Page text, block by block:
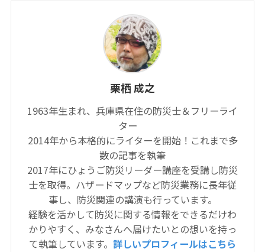
栗栖 成之
1963年生まれ、兵庫県在住の防災士＆フリーライ
ター
2014年から本格的にライターを開始！これまで多
数の記事を執筆
2017年にひょうご防災リーダー講座を受講し防災
士を取得。ハザードマップなど防災業務に長年従
事し、防災関連の講演も行っています。
経験を活かして防災に関する情報をできるだけわ
かりやすく、みなさんへ届けたいとの想いを持っ
て執筆しています。 詳しいプロフィールはこちら